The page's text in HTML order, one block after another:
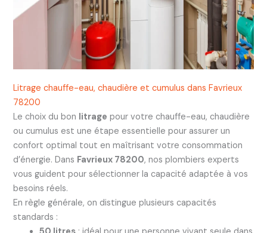
Litrage chauffe-eau, chaudière et cumulus dans Favrieux
78200
Le choix du bon litrage pour votre chauffe-eau, chaudière
ou cumulus est une étape essentielle pour assurer un
confort optimal tout en maîtrisant votre consommation
d’énergie. Dans Favrieux 78200, nos plombiers experts
vous guident pour sélectionner la capacité adaptée à vos
besoins réels.
En règle générale, on distingue plusieurs capacités
standards :